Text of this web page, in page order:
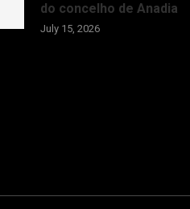
do concelho de Anadia
July 15, 2026